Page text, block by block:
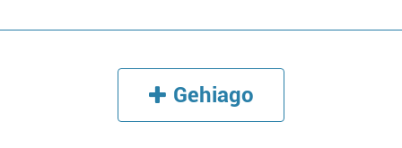
Gehiago